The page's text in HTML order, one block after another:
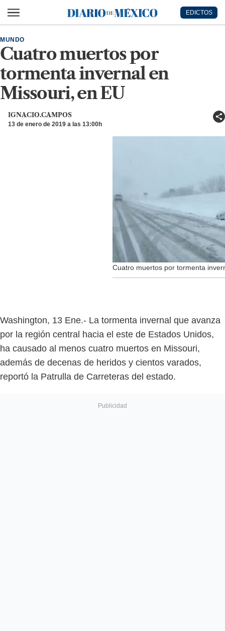
Diario de México
EDICTOS
Cuatro muertos por
tormenta invernal en
Missouri, en EU
MUNDO
IGNACIO.CAMPOS
13 de enero de 2019 a las 13:00h
Cuatro muertos por tormenta
Washington, 13 Ene.- La tormenta invernal que avanza
por la región central hacia el este de Estados Unidos,
ha causado al menos cuatro muertos en Missouri,
además de decenas de heridos y cientos varados,
reportó la Patrulla de Carreteras del estado.